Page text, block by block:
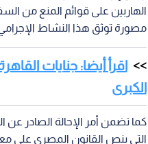
مصورة توثق هذا النشاط
الكبرى
كما تضمن أمر الإحالة الصادر عن
التي ينص القانون المصري على